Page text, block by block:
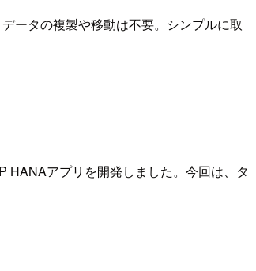
ータの複製や移動は不要。シンプルに取
HANAアプリを開発しました。今回は、タ